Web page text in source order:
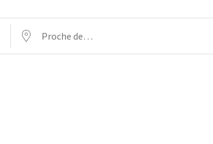
Proche de…